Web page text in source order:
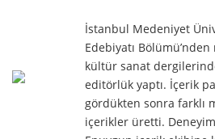
İstanbul Medeniyet
Edebiyatı
kültür sanat
editörlük yaptı. İçerik
gördükten sonra farklı
içerikler üretti.